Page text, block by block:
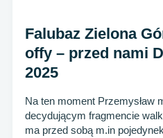
Falubaz Zielona
offy – przed nami
2025
Na ten moment Przemysław
decydującym fragmencie
ma przed sobą m.in